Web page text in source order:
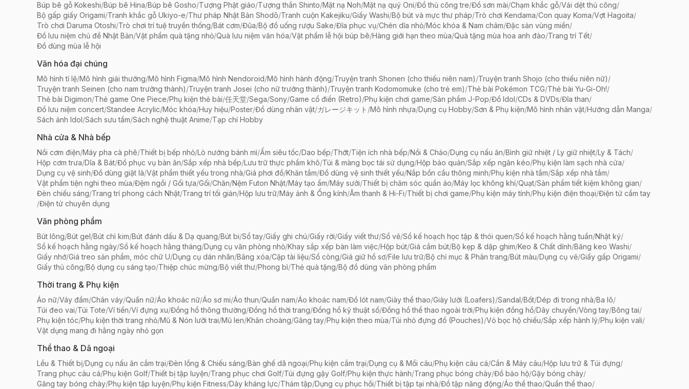
Búp bê gỗ Kokeshi/Búp bê Hina/Búp bê Gosho/Tượng Phật giáo/Tượng thần Shinto/Mặt nạ Noh/Mặt nạ quỷ Oni/Đồ thủ công tre/Đồ sơn mài/Chạm khắc gỗ/Vải dệt thủ công/
Bộ gấp giấy Origami/Tranh khắc gỗ Ukiyo-e/Thư pháp Nhật Bản Shodō/Tranh cuộn Kakejiku/Giấy Washi/Bộ bút và mực thư pháp/Trò chơi Kendama/Con quay Koma/Vợt Hagoita/
Trò chơi Daruma Otoshi/Trò chơi trí tuệ truyền thống/Bát cơm/Đũa/Bộ đồ uống rượu Sake/Đĩa phục vụ/Chén dĩa nhỏ/Móc khóa & Nam châm/Đặc sản vùng miền/
Đồ lưu niệm chủ đề Nhật Bản/Vật phẩm quà tặng nhỏ/Quà lưu niệm văn hóa/Vật phẩm lễ hội búp bê/Hàng giới hạn theo mùa/Quà tặng mùa hoa anh đào/Trang trí Tết/
Đồ dùng mùa lễ hội
Văn hóa đại chúng
Mô hình tỉ lệ/Mô hình giải thưởng/Mô hình Figma/Mô hình Nendoroid/Mô hình hành động/Truyện tranh Shonen (cho thiếu niên nam)/Truyện tranh Shojo (cho thiếu niên nữ)/
Truyện tranh Seinen (cho nam trưởng thành)/Truyện tranh Josei (cho nữ trưởng thành)/Truyện tranh Kodomomuke (cho trẻ em)/Thẻ bài Pokémon TCG/Thẻ bài Yu-Gi-Oh!/
Thẻ bài Digimon/Thẻ game One Piece/Phụ kiện thẻ bài/任天堂/Sega/Sony/Game cổ điển (Retro)/Phụ kiện chơi game/Sản phẩm J-Pop/Đồ Idol/CDs & DVDs/Đĩa than/
Đồ lưu niệm concert/Standee Acrylic/Móc khóa/Huy hiệu/Poster/Đồ dùng nhân vật/ガレージキット /Mô hình nhựa/Dụng cụ Hobby/Sơn & Phụ kiện/Mô hình nhân vật/Hướng dẫn Manga/
Sách ảnh Idol/Sách sưu tầm/Sách nghệ thuật Anime/Tạp chí Hobby
Nhà cửa & Nhà bếp
Nồi cơm điện/Máy pha cà phê/Thiết bị bếp nhỏ/Lò nướng bánh mì/Ấm siêu tốc/Dao bếp/Thớt/Tiện ích nhà bếp/Nồi & Chảo/Dụng cụ nấu ăn/Bình giữ nhiệt / Ly giữ nhiệt/Ly & Tách/
Hộp cơm trưa/Dĩa & Bát/Đồ phục vụ bàn ăn/Sắp xếp nhà bếp/Lưu trữ thực phẩm khô/Túi & màng bọc tái sử dụng/Hộp bảo quản/Sắp xếp ngăn kéo/Phụ kiện làm sạch nhà cửa/
Dụng cụ vệ sinh/Đồ dùng giặt là/Vật phẩm thiết yếu trong nhà/Giá phơi đồ/Khăn tắm/Đồ dùng vệ sinh thiết yếu/Nắp bồn cầu thông minh/Phụ kiện nhà tắm/Sắp xếp nhà tắm/
Vật phẩm tiện nghi theo mùa/Đệm ngồi / Gối tựa/Gối/Chăn/Nệm Futon Nhật/Máy tạo ẩm/Máy sưởi/Thiết bị chăm sóc quần áo/Máy lọc không khí/Quạt/Sản phẩm tiết kiệm không gian/
Đèn chiếu sáng/Trang trí phong cách Nhật/Trang trí tối giản/Hộp lưu trữ/Máy ảnh & Ống kính/Âm thanh & Hi-Fi/Thiết bị chơi game/Phụ kiện máy tính/Phụ kiện điện thoại/Điện tử cầm tay
/Điện tử chuyên dụng
Văn phòng phẩm
Bút lông/Bút gel/Bút chì kim/Bút đánh dấu & Dạ quang/Bút bi/Sổ tay/Giấy ghi chú/Giấy rời/Giấy viết thư/Sổ vẽ/Sổ kế hoạch học tập & thói quen/Sổ kế hoạch hằng tuần/Nhật ký/
Sổ kế hoạch hằng ngày/Sổ kế hoạch hằng tháng/Dụng cụ văn phòng nhỏ/Khay sắp xếp bàn làm việc/Hộp bút/Giá cắm bút/Bộ kẹp & dập ghim/Keo & Chất dính/Băng keo Washi/
Giấy nhớ/Giá treo sản phẩm, móc chữ U/Dụng cụ dán nhãn/Băng xóa/Cặp tài liệu/Sổ còng/Giá giữ hồ sơ/File lưu trữ/Bộ chỉ mục & Phân trang/Bút màu/Dụng cụ vẽ/Giấy gấp Origami/
Giấy thủ công/Bộ dụng cụ sáng tạo/Thiệp chúc mừng/Bộ viết thư/Phong bì/Thẻ quà tặng/Bộ đồ dùng văn phòng phẩm
Thời trang & Phụ kiện
Áo nữ/Váy đầm/Chân váy/Quần nữ/Áo khoác nữ/Áo sơ mi/Áo thun/Quần nam/Áo khoác nam/Đồ lót nam/Giày thể thao/Giày lười (Loafers)/Sandal/Bốt/Dép đi trong nhà/Ba lô/
Túi đeo vai/Túi Tote/Ví tiền/Ví đựng xu/Đồng hồ thông thường/Đồng hồ thời trang/Đồng hồ kỹ thuật số/Đồng hồ thể thao ngoài trời/Phụ kiện đồng hồ/Dây chuyền/Vòng tay/Bông tai/
Phụ kiện tóc/Phụ kiện thời trang nhỏ/Mũ & Nón lưỡi trai/Mũ len/Khăn choàng/Găng tay/Phụ kiện theo mùa/Túi nhỏ đựng đồ (Pouches)/Vỏ bọc hộ chiếu/Sắp xếp hành lý/Phụ kiện vali/
Vật dụng mang đi hằng ngày nhỏ gọn
Thể thao & Dã ngoại
Lều & Thiết bị/Dụng cụ nấu ăn cắm trại/Đèn lồng & Chiếu sáng/Bàn ghế dã ngoại/Phụ kiện cắm trại/Dụng cụ & Mồi câu/Phụ kiện câu cá/Cần & Máy câu/Hộp lưu trữ & Túi đựng/
Trang phục câu cá/Phụ kiện Golf/Thiết bị tập luyện/Trang phục chơi Golf/Túi đựng gậy Golf/Phụ kiện thực hành/Trang phục bóng chày/Đồ bảo hộ/Gậy bóng chày/
Găng tay bóng chày/Phụ kiện tập luyện/Phụ kiện Fitness/Dây kháng lực/Thảm tập/Dụng cụ phục hồi/Thiết bị tập tại nhà/Đồ tập năng động/Áo thể thao/Quần thể thao/